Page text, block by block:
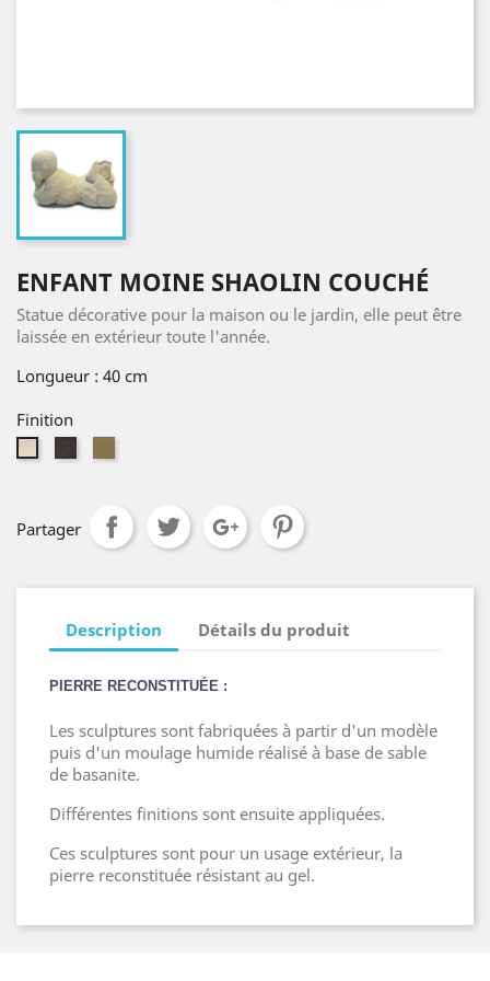
ENFANT MOINE SHAOLIN COUCHÉ
Statue décorative pour la maison ou le jardin, elle peut être
laissée en extérieur toute l'année.
Longueur : 40 cm
Finition
Partager
Description Détails du produit
PIERRE RECONSTITUÉE :
Les sculptures sont fabriquées à partir d'un modèle
puis d'un moulage humide réalisé à base de sable
de basanite.
Différentes finitions sont ensuite appliquées.
Ces sculptures sont pour un usage extérieur, la
pierre reconstituée résistant au gel.